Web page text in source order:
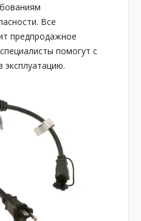
Все
предпродажное
помогут с
эксплуатацию.